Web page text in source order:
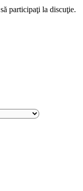
să participaţi la discuţie.